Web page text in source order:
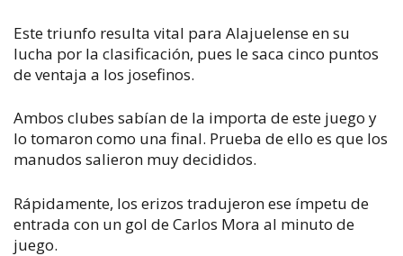
Este triunfo resulta vital para Alajuelense en su
lucha por la clasificación, pues le saca cinco puntos
de ventaja a los josefinos.
Ambos clubes sabían de la importa de este juego y
lo tomaron como una final. Prueba de ello es que los
manudos salieron muy decididos.
Rápidamente, los erizos tradujeron ese ímpetu de
entrada con un gol de Carlos Mora al minuto de
juego.